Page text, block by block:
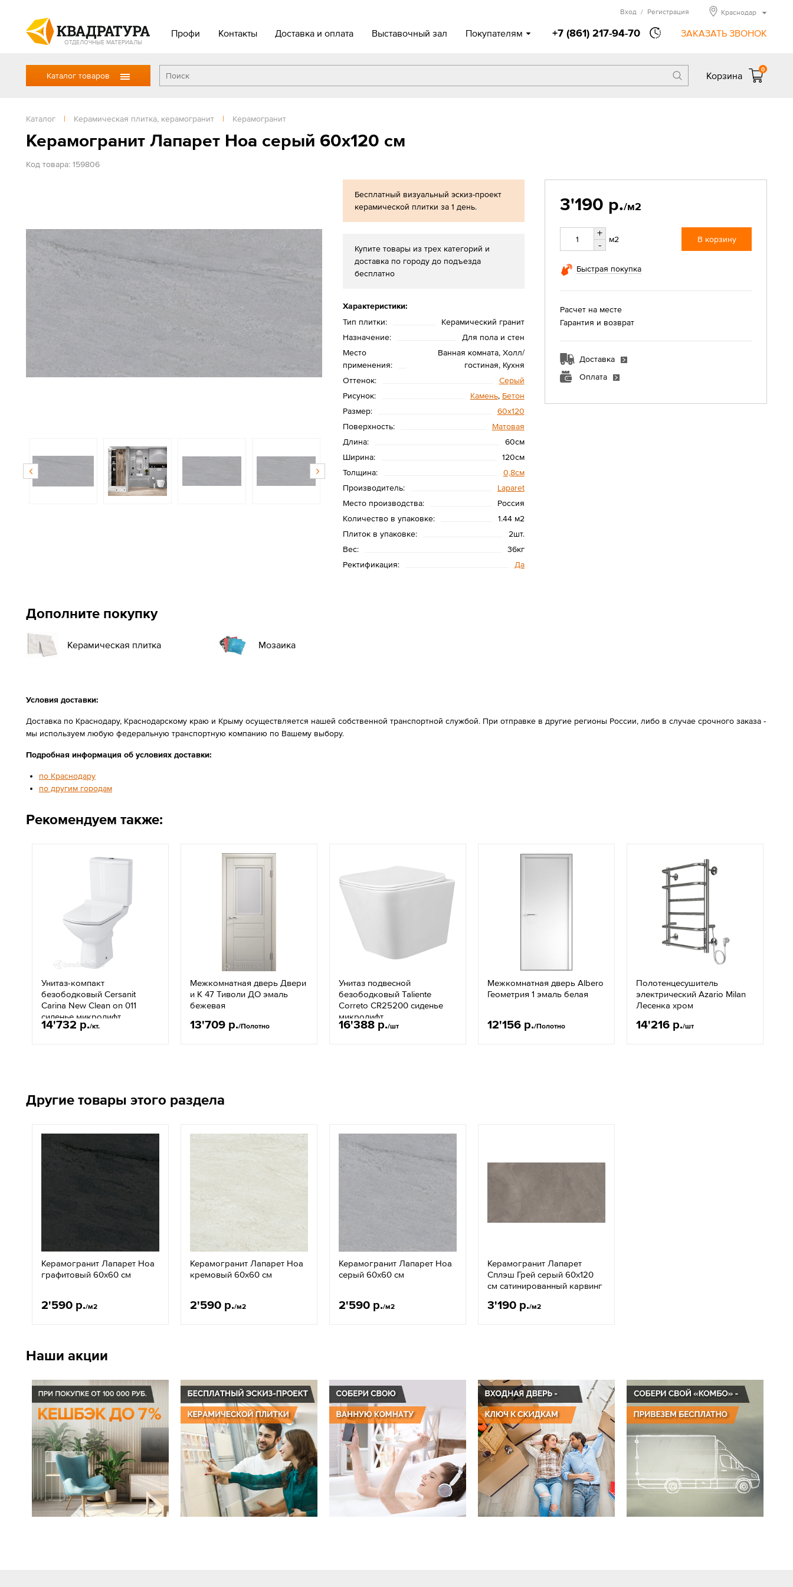
ОТДЕЛОЧНЫЕ МАТЕРИАЛЫ
Профи Контакты Доставка и оплата Выставочный зал Покупателям +7 (861) 217-94-70 ЗАКАЗАТЬ ЗВОНОК
Вход / Регистрация Краснодар
Каталог товаров Корзина
0
Каталог | Керамическая плитка, керамогранит | Керамогранит
Керамогранит Лапарет Ноа серый 60x120 см
Код товара: 159806
Бесплатный визуальный эскиз-проект
керамической плитки за 1 день.
Купите товары из трех категорий и
доставка по городу до подъезда
бесплатно
Характеристики:
Тип плитки:
Керамический гранит
Назначение:
Для пола и стен
Место
применения:
Ванная комната, Холл/
гостиная, Кухня
Оттенок:
Серый
Рисунок:
Камень, Бетон
Размер:
60х120
Поверхность:
Матовая
Длина:
60см
Ширина:
120см
Толщина:
0,8см
Производитель:
Laparet
Место производства:
Россия
Количество в упаковке:
1.44 м2
Плиток в упаковке:
2шт.
Вес:
36кг
Ректификация:
Да
3'190 р./м2
+
-
м2 В корзину
Быстрая покупка
Расчет на месте
Гарантия и возврат
Доставка
Оплата
Дополните покупку
Керамическая плитка Мозаика
Условия доставки:
Доставка по Краснодару, Краснодарскому краю и Крыму осуществляется нашей собственной транспортной службой. При отправке в другие регионы России, либо в случае срочного заказа -
мы используем любую федеральную транспортную компанию по Вашему выбору.
Подробная информация об условиях доставки:
по Краснодару
по другим городам
Рекомендуем также:
Унитаз-компакт
безободковый Cersanit
Carina New Clean on 011
сиденье микролифт
14'732 р./кт.
Межкомнатная дверь Двери
и К 47 Тиволи ДО эмаль
бежевая
13'709 р./Полотно
Унитаз подвесной
безободковый Taliente
Correto CR25200 сиденье
микролифт
16'388 р./шт
Межкомнатная дверь Albero
Геометрия 1 эмаль белая
12'156 р./Полотно
Полотенцесушитель
электрический Azario Milan
Лесенка хром
14'216 р./шт
Другие товары этого раздела
Керамогранит Лапарет Ноа
графитовый 60x60 см
2'590 р./м2
Керамогранит Лапарет Ноа
кремовый 60x60 см
2'590 р./м2
Керамогранит Лапарет Ноа
серый 60x60 см
2'590 р./м2
Керамогранит Лапарет
Сплэш Грей серый 60x120
см сатинированный карвинг
3'190 р./м2
Наши акции